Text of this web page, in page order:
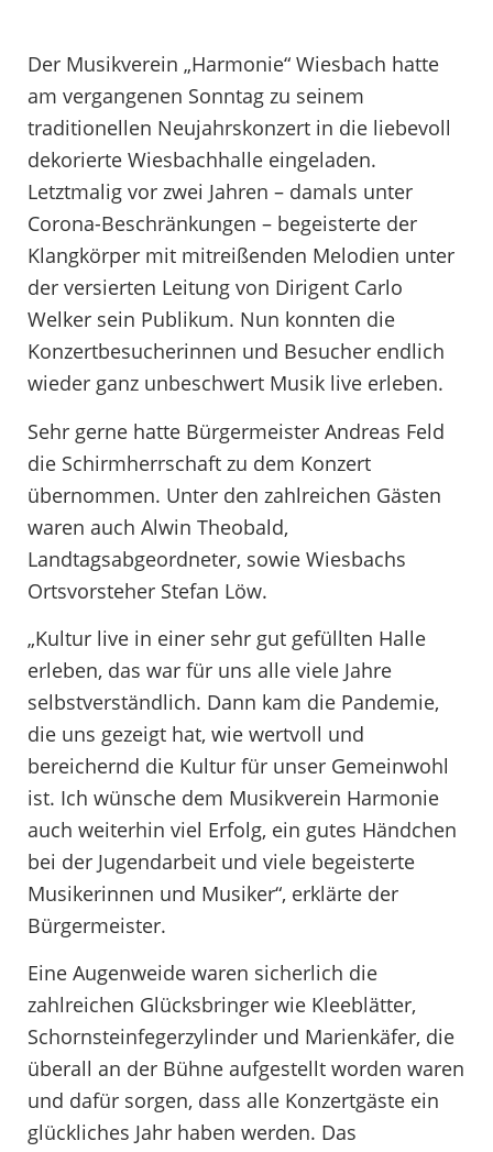
Der Musikverein „Harmonie“ Wiesbach hatte
am vergangenen Sonntag zu seinem
traditionellen Neujahrskonzert in die liebevoll
dekorierte Wiesbachhalle eingeladen.
Letztmalig vor zwei Jahren – damals unter
Corona-Beschränkungen – begeisterte der
Klangkörper mit mitreißenden Melodien unter
der versierten Leitung von Dirigent Carlo
Welker sein Publikum. Nun konnten die
Konzertbesucherinnen und Besucher endlich
wieder ganz unbeschwert Musik live erleben.
Sehr gerne hatte Bürgermeister Andreas Feld
die Schirmherrschaft zu dem Konzert
übernommen. Unter den zahlreichen Gästen
waren auch Alwin Theobald,
Landtagsabgeordneter, sowie Wiesbachs
Ortsvorsteher Stefan Löw.
„Kultur live in einer sehr gut gefüllten Halle
erleben, das war für uns alle viele Jahre
selbstverständlich. Dann kam die Pandemie,
die uns gezeigt hat, wie wertvoll und
bereichernd die Kultur für unser Gemeinwohl
ist. Ich wünsche dem Musikverein Harmonie
auch weiterhin viel Erfolg, ein gutes Händchen
bei der Jugendarbeit und viele begeisterte
Musikerinnen und Musiker“, erklärte der
Bürgermeister.
Eine Augenweide waren sicherlich die
zahlreichen Glücksbringer wie Kleeblätter,
Schornsteinfegerzylinder und Marienkäfer, die
überall an der Bühne aufgestellt worden waren
und dafür sorgen, dass alle Konzertgäste ein
glückliches Jahr haben werden. Das